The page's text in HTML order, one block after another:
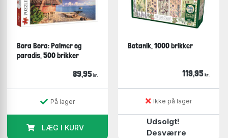
Bora Bora: Palmer og
paradis, 500 brikker
89,95 kr.
På lager
LÆG I KURV
Botanik, 1000 brikker
119,95 kr.
Ikke på lager
Udsolgt!
Desværre